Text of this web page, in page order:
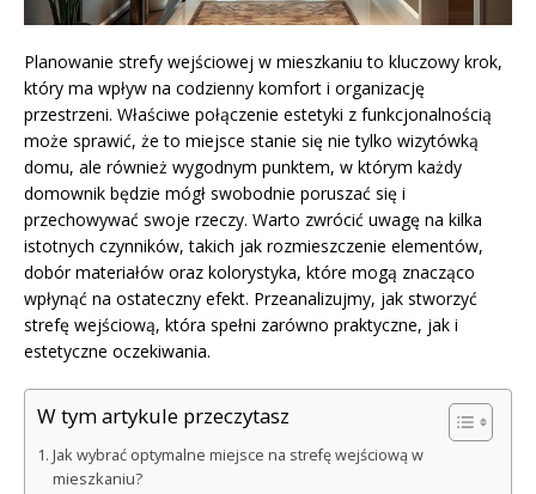
Planowanie strefy wejściowej w mieszkaniu to kluczowy krok,
który ma wpływ na codzienny komfort i organizację
przestrzeni. Właściwe połączenie estetyki z funkcjonalnością
może sprawić, że to miejsce stanie się nie tylko wizytówką
domu, ale również wygodnym punktem, w którym każdy
domownik będzie mógł swobodnie poruszać się i
przechowywać swoje rzeczy. Warto zwrócić uwagę na kilka
istotnych czynników, takich jak rozmieszczenie elementów,
dobór materiałów oraz kolorystyka, które mogą znacząco
wpłynąć na ostateczny efekt. Przeanalizujmy, jak stworzyć
strefę wejściową, która spełni zarówno praktyczne, jak i
estetyczne oczekiwania.
W tym artykule przeczytasz
Jak wybrać optymalne miejsce na strefę wejściową w
mieszkaniu?